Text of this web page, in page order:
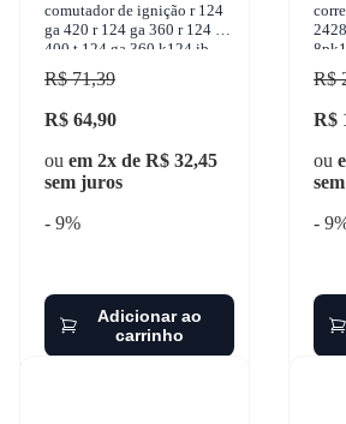
comutador de ignição r 124
ga 420 r 124 ga 360 r 124 ga
400 t 124 ga 360 k124 ib
360 1995-2009 original
R$ 71,39
R$ 64,90
ou em 2x de R$ 32,45
sem juros
- 9%
Adicionar ao
carrinho
R$
R$
ou
-